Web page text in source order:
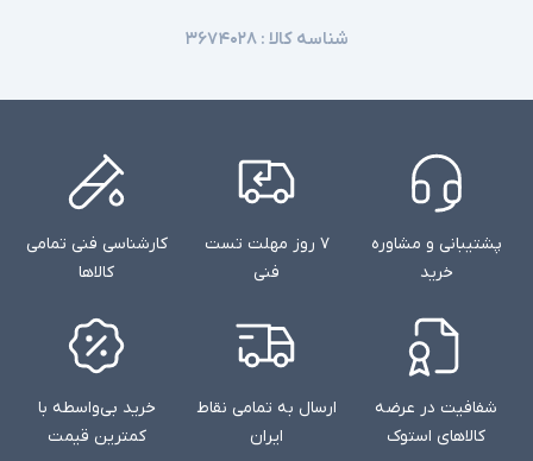
jack
سیستم عامل ‎Windows 10 Pro
اقلام همراه کابل برق
توضیحات تکمیلی
ممکن است پایه دستگاه با تصاویر مغایرت داشته
شناسه کالا :۳۶۷۴۰۲۸
پشتیبانی و مشاوره
خرید
۷ روز مهلت تست
فنی
کارشناسی فنی تمامی
کالاها
شفافیت در عرضه
کالاهای استوک
ارسال به تمامی نقاط
ایران
خرید بی‌واسطه با
کمترین قیمت